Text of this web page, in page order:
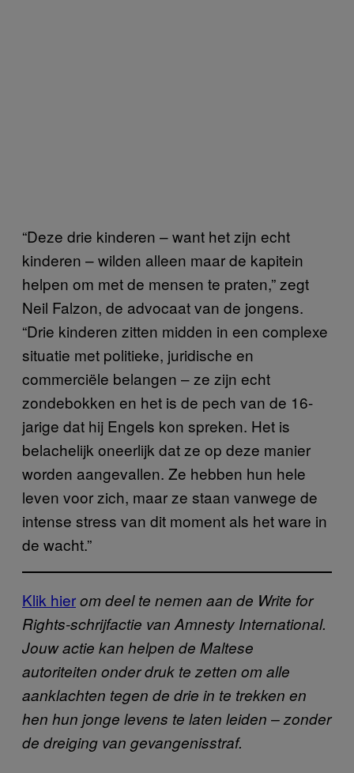
“Deze drie kinderen – want het zijn echt
kinderen – wilden alleen maar de kapitein
helpen om met de mensen te praten,” zegt
Neil Falzon, de advocaat van de jongens.
“Drie kinderen zitten midden in een complexe
situatie met politieke, juridische en
commerciële belangen – ze zijn echt
zondebokken en het is de pech van de 16-
jarige dat hij Engels kon spreken. Het is
belachelijk oneerlijk dat ze op deze manier
worden aangevallen. Ze hebben hun hele
leven voor zich, maar ze staan vanwege de
intense stress van dit moment als het ware in
de wacht.”
Klik hierom deel te nemen aan de Write for
Rights-schrijfactie van Amnesty International.
Jouw actie kan helpen de Maltese
autoriteiten onder druk te zetten om alle
aanklachten tegen de drie in te trekken en
hen hun jonge levens te laten leiden – zonder
de dreiging van gevangenisstraf.